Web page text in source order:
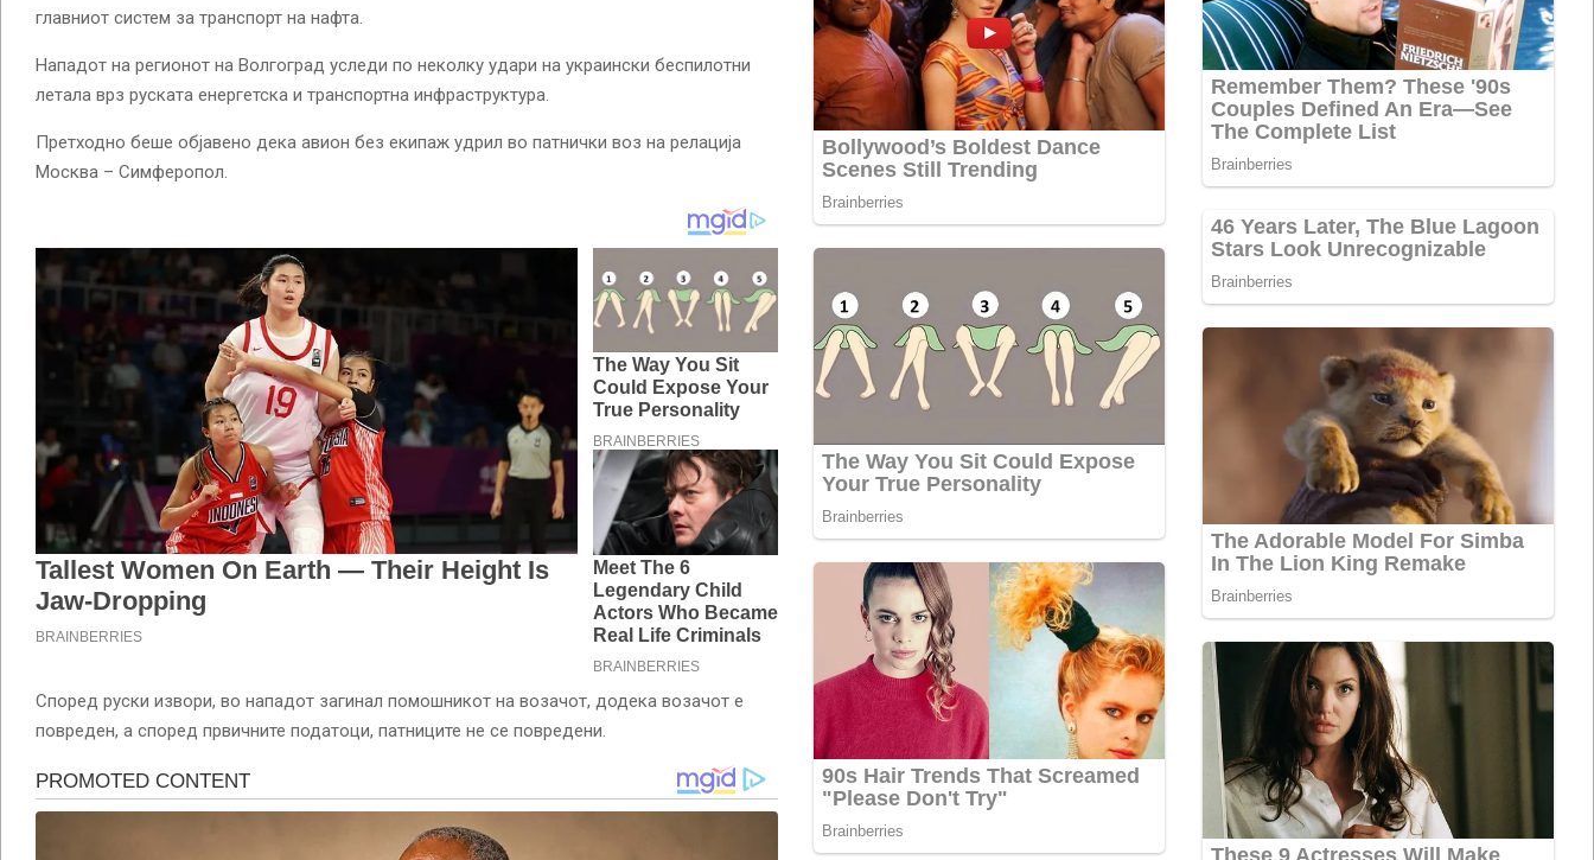
главниот систем за транспорт на нафта.
Нападот на регионот на Волгоград уследи по неколку удари на украински беспилотни
летала врз руската енергетска и транспортна инфраструктура.
Претходно беше објавено дека авион без екипаж удрил во патнички воз на релација
Москва – Симферопол.
Според руски извори, во нападот загинал помошникот на возачот, додека возачот е
повреден, а според првичните податоци, патниците не се повредени.